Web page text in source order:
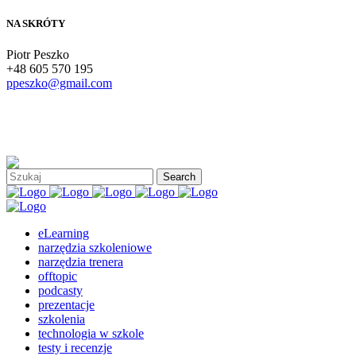
NA SKRÓTY
Piotr Peszko
+48 605 570 195
ppeszko@gmail.com
eLearning
narzędzia szkoleniowe
narzędzia trenera
offtopic
podcasty
prezentacje
szkolenia
technologia w szkole
testy i recenzje